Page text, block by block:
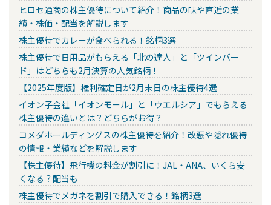
ヒロセ通商の株主優待について紹介！商品の味や直近の業
績・株価・配当を解説します
株主優待でカレーが食べられる！銘柄3選
株主優待で日用品がもらえる「北の達人」と「ツインバー
ド」はどちらも2月決算の人気銘柄！
【2025年度版】権利確定日が2月末日の株主優待4選
イオン子会社「イオンモール」と「ウエルシア」でもらえる
株主優待の違いとは？どちらがお得？
コメダホールディングスの株主優待を紹介！改悪や隠れ優待
の情報・業績などを解説します
【株主優待】飛行機の料金が割引に！JAL・ANA、いくら安
くなる？配当も
株主優待でメガネを割引で購入できる！銘柄3選